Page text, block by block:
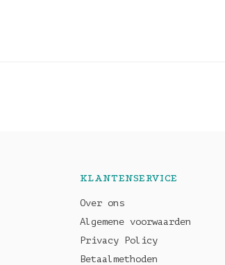
KLANTENSERVICE
Over ons
Algemene voorwaarden
Privacy Policy
Betaalmethoden